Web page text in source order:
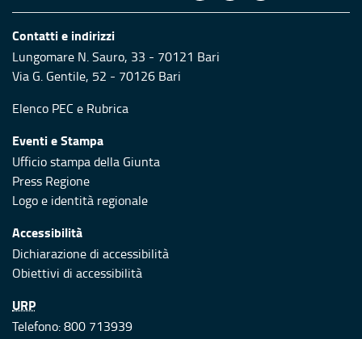
Contatti e indirizzi
Lungomare N. Sauro, 33 - 70121 Bari
Via G. Gentile, 52 - 70126 Bari
Elenco PEC e Rubrica
Eventi e Stampa
Ufficio stampa della Giunta
Press Regione
Logo e identità regionale
Accessibilità
Dichiarazione di accessibilità
Obiettivi di accessibilità
URP
Telefono: 800 713939